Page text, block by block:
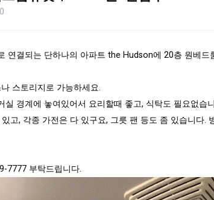
연결되는 단하나의 아파트 the Hudson에 20층 원베
스토리지로 가능하세요.
경계에 놓여있어서 요리할때 좋고, 식탁도 필요없습
고, 각종 가전은 다 있구요, 그릇 팬 등도 좀 있습니다.
7777 부탁드립니다.